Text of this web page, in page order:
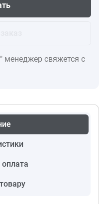
менеджер свяжется с